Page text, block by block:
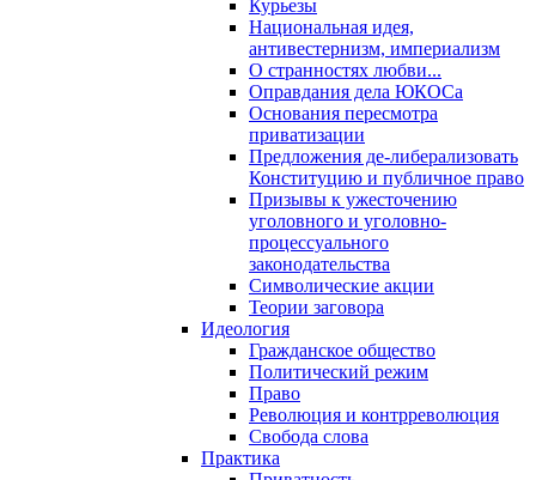
Курьезы
Национальная идея,
антивестернизм, империализм
О странностях любви...
Оправдания дела ЮКОСа
Основания пересмотра
приватизации
Предложения де-либерализовать
Конституцию и публичное право
Призывы к ужесточению
уголовного и уголовно-
процессуального
законодательства
Символические акции
Теории заговора
Идеология
Гражданское общество
Политический режим
Право
Революция и контрреволюция
Свобода слова
Практика